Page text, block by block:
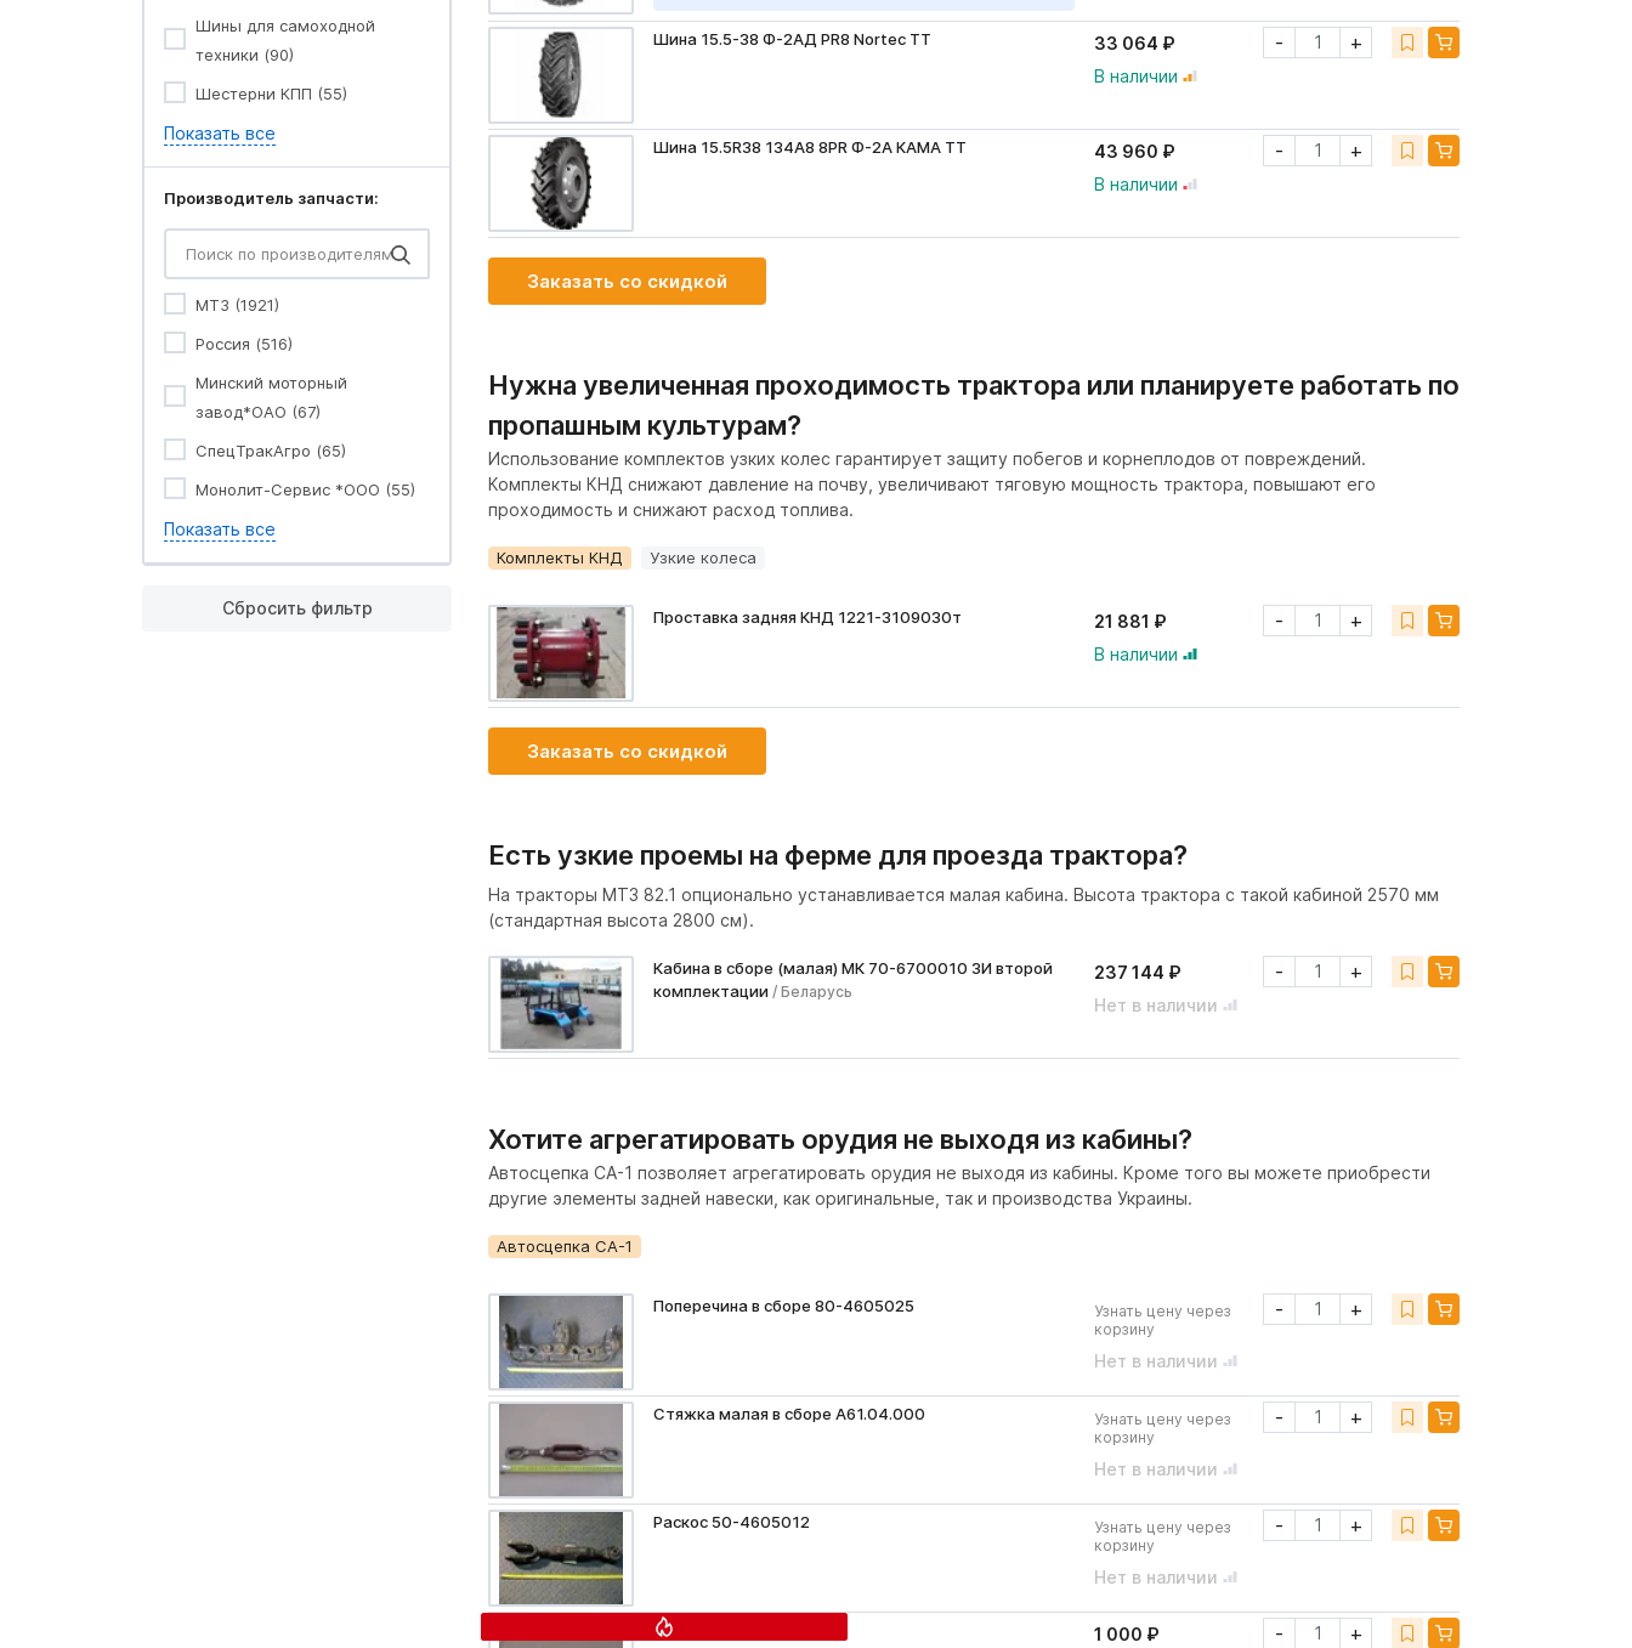
Шины для самоходной
техники (90)
Шестерни КПП (55)
Показать все
Производитель запчасти:
МТЗ (1921)
Россия (516)
Минский моторный
завод*ОАО (67)
СпецТракАгро (65)
Монолит-Сервис *ООО (55)
Показать все
Сбросить фильтр
Шина 15.5-38 Ф-2АД PR8 Nortec TT
33 064 ₽
В наличии
- +
Шина 15.5R38 134A8 8PR Ф-2А КАМА ТТ
43 960 ₽
В наличии
- +
Заказать со скидкой
Нужна увеличенная проходимость трактора или планируете работать по
пропашным культурам?
Использование комплектов узких колес гарантирует защиту побегов и корнеплодов от повреждений.
Комплекты КНД снижают давление на почву, увеличивают тяговую мощность трактора, повышают его
проходимость и снижают расход топлива.
Комплекты КНД Узкие колеса
Проставка задняя КНД 1221-3109030т
21 881 ₽
В наличии
- +
Заказать со скидкой
Есть узкие проемы на ферме для проезда трактора?
На тракторы МТЗ 82.1 опционально устанавливается малая кабина. Высота трактора с такой кабиной 2570 мм
(стандартная высота 2800 см).
Кабина в сборе (малая) МК 70-6700010 ЗИ второй
комплектации / Беларусь
237 144 ₽
Нет в наличии
- +
Хотите агрегатировать орудия не выходя из кабины?
Автосцепка СА-1 позволяет агрегатировать орудия не выходя из кабины. Кроме того вы можете приобрести
другие элементы задней навески, как оригинальные, так и производства Украины.
Автосцепка СА-1
Поперечина в сборе 80-4605025
Узнать цену через
корзину
Нет в наличии
- +
Стяжка малая в сборе А61.04.000
Узнать цену через
корзину
Нет в наличии
- +
Раскос 50-4605012
Узнать цену через
корзину
Нет в наличии
- +
Ось тяг 70-4605026 РЗ 1 000 ₽ - +